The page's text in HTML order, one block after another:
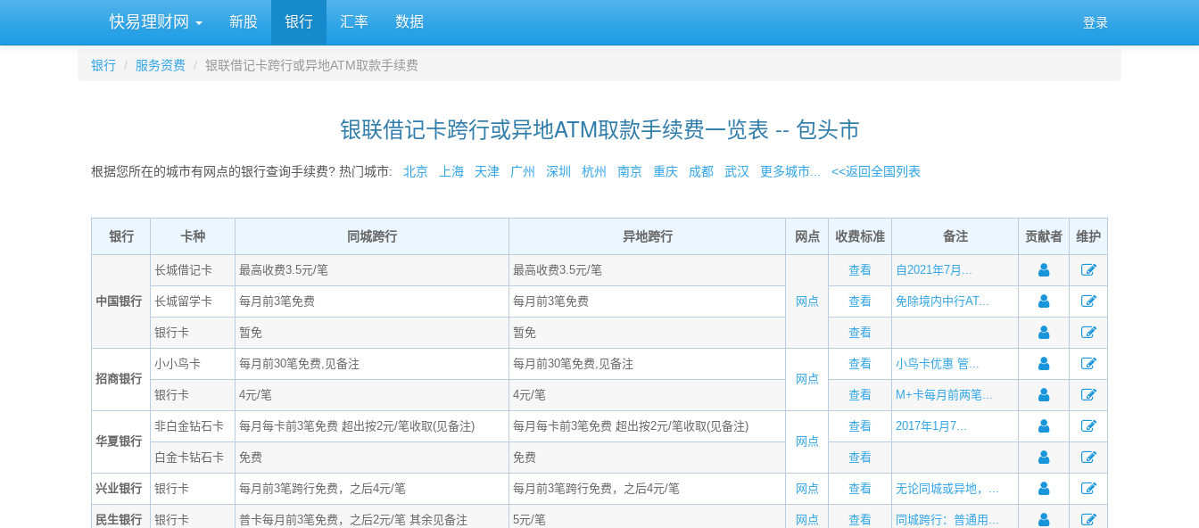
快易理财网 新股 银行 汇率 数据 登录
银行 服务资费 银联借记卡跨行或异地ATM取款手续费
银联借记卡跨行或异地ATM取款手续费一览表 -- 包头市
根据您所在的城市有网点的银行查询手续费? 热门城市: 北京 上海 天津 广州 深圳 杭州 南京 重庆 成都 武汉 更多城市... <<返回全国列表
银行 卡种 同城跨行 异地跨行 网点 收费标准 备注 贡献者 维护
中国银行
长城借记卡 最高收费3.5元/笔 最高收费3.5元/笔
网点
查看 自2021年7月...
长城留学卡 每月前3笔免费 每月前3笔免费 查看 免除境内中行AT...
银行卡 暂免 暂免 查看
招商银行
小小鸟卡 每月前30笔免费,见备注
每月前30笔免费,见备注
网点
查看 小鸟卡优惠 管...
银行卡 4元/笔 4元/笔 查看 M+卡每月前两笔...
华夏银行
非白金钻石卡 每月每卡前3笔免费 超出按2元/笔收取(见备注)
每月每卡前3笔免费 超出按2元/笔收取(见备注)
网点
查看 2017年1月7...
白金卡钻石卡 免费 免费 查看
兴业银行 银行卡 每月前3笔跨行免费，之后4元/笔 每月前3笔跨行免费，之后4元/笔 网点 查看 无论同城或异地，...
民生银行 银行卡 普卡每月前3笔免费，之后2元/笔 其余见备注 5元/笔 网点 查看 同城跨行：普通用...